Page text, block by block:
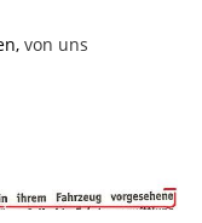
von uns